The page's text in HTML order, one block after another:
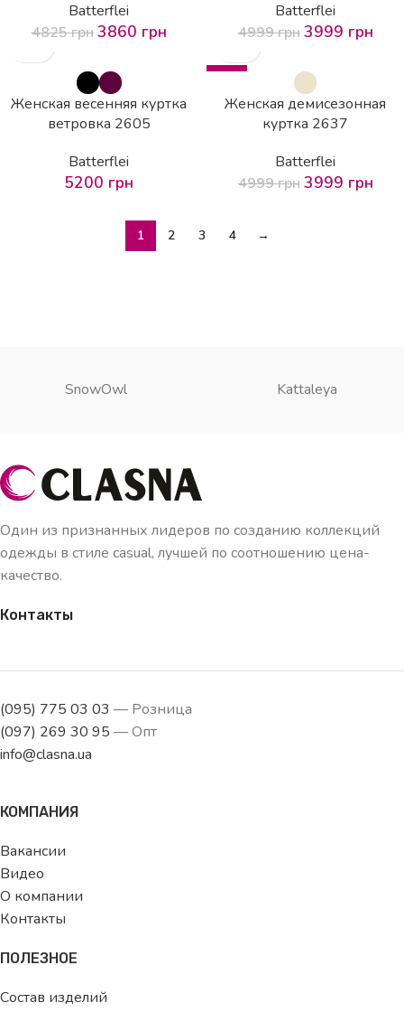
Batterflei
4825грн 3860 грн
Batterflei
4999грн 3999 грн
Женская весенняя куртка
ветровка 2605
Batterflei
5200 грн
-20%
Женская демисезонная
куртка 2637
Batterflei
4999грн 3999 грн
1 2 3 4 →
SnowOwl Kattaleya
Один из признанных лидеров по созданию коллекций
одежды в стиле casual, лучшей по соотношению цена-
качество.
Контакты
(095) 775 03 03 — Розница
(097) 269 30 95 — Опт
info@clasna.ua
КОМПАНИЯ
Вакансии
Видео
О компании
Контакты
ПОЛЕЗНОЕ
Состав изделий